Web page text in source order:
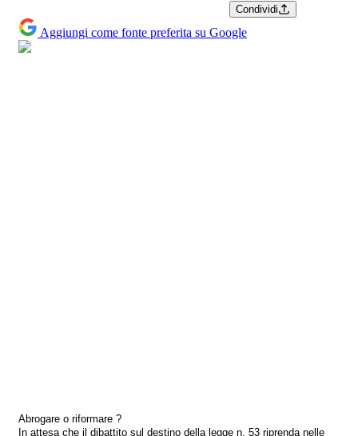
Condividi
Aggiungi come fonte preferita su Google
Abrogare o riformare ?
In attesa che il dibattito sul destino della legge n. 53 riprenda nelle